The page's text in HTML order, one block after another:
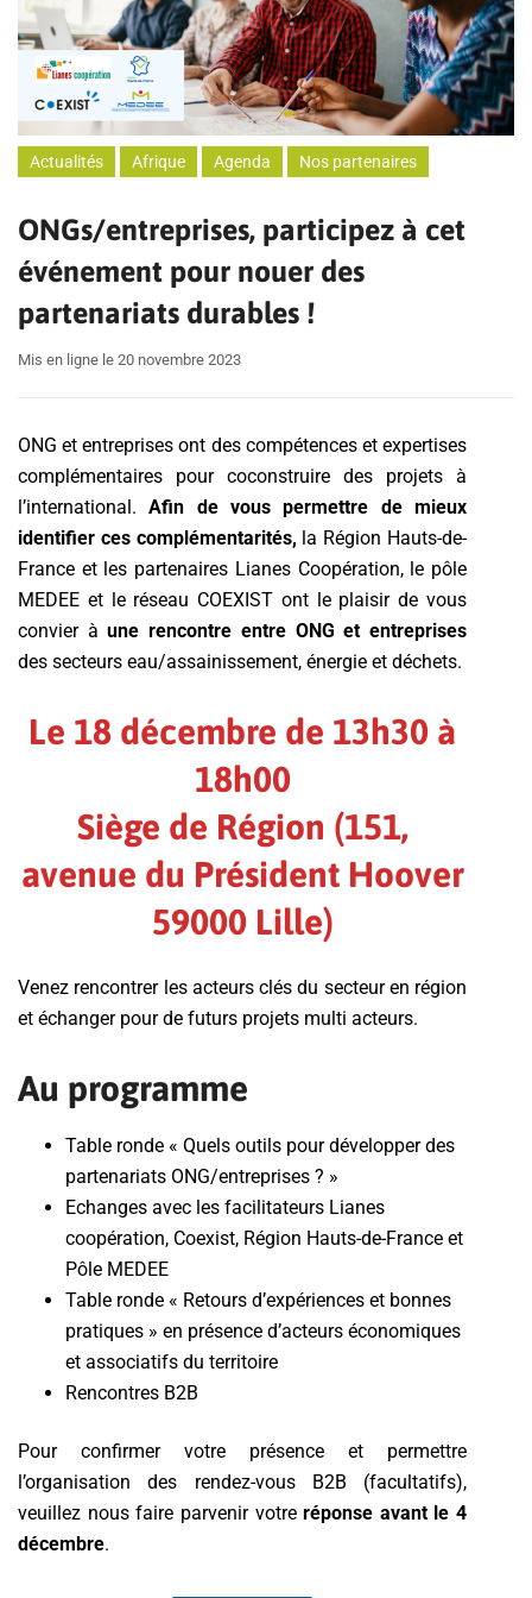
Actualités Afrique Agenda Nos partenaires
ONGs/entreprises, participez à cet
événement pour nouer des
partenariats durables !
Mis en ligne le 20 novembre 2023
ONG et entreprises ont des compétences et expertises
complémentaires pour coconstruire des projets à
l’international.Afin de vous permettre de mieux
identifier ces complémentarités, la Région Hauts-de-
France et les partenaires Lianes Coopération, le pôle
MEDEE et le réseau COEXIST ont le plaisir de vous
convier àune rencontre entre ONG et entreprises
des secteurs eau/assainissement, énergie et déchets.
Le 18 décembre de 13h30 à
18h00
Siège de Région (151,
avenue du Président Hoover
59000 Lille)
Venez rencontrer les acteurs clés du secteur en région
et échanger pour de futurs projets multi acteurs.
Au programme
Table ronde « Quels outils pour développer des
partenariats ONG/entreprises ? »
Echanges avec les facilitateurs Lianes
coopération, Coexist, Région Hauts-de-France et
Pôle MEDEE
Table ronde « Retours d’expériences et bonnes
pratiques » en présence d’acteurs économiques
et associatifs du territoire
Rencontres B2B
Pour confirmer votre présence et permettre
l’organisation des rendez-vous B2B (facultatifs),
veuillez nous faire parvenir votreréponse avant le 4
décembre.